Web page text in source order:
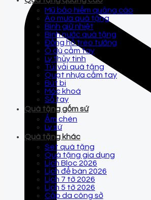
Mũ bảo hiểm quảng cáo
Áo mưa quà tặng
Bình giữ nhiệt
Bình nước quà tặng
Đồng hồ treo tường
Ô dù cầm tay
Ly thủy tinh
Túi vải quà tặng
Quạt nhựa cầm tay
Bút bi
Móc khoá
Sổ tay
Quà tặng gốm sứ
Ấm chén
Ly sứ
Quà tặng khác
Set quà tặng
Quà tặng gia dụng
Lịch Bloc 2026
Lịch để bàn 2026
Lịch 7 tờ 2026
Lịch 5 tờ 2026
Cặp da công sở